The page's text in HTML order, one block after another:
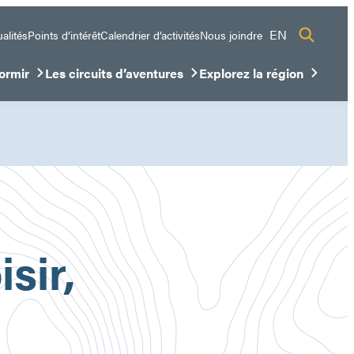
Points d’intérêtCalendrier d’activitésNous joindre EN
menu
Fermer le sous-menu
Les circuits d’aventures
Ouvrir/Fermer le sous-menuExplorez la région
Ouvrir/Fermer le sous-